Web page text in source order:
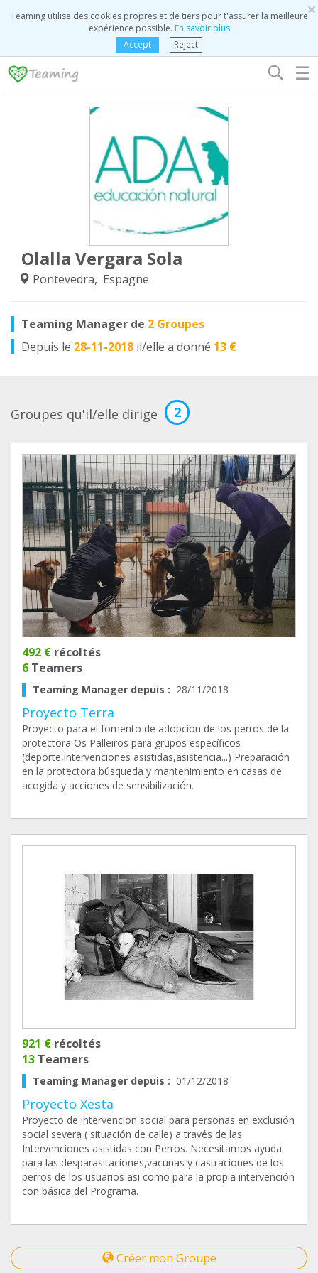
×
Teaming utilise des cookies propres et de tiers pour t'assurer la meilleure
expérience possible. En savoir plus
Accept
Reject
☰
Olalla Vergara Sola
Pontevedra, Espagne
Teaming Manager de 2 Groupes
Depuis le 28-11-2018 il/elle a donné 13 €
Groupes qu'il/elle dirige 2
492 € récoltés
6 Teamers
Teaming Manager depuis : 28/11/2018
Proyecto Terra
Proyecto para el fomento de adopción de los perros de la
protectora Os Palleiros para grupos específicos
(deporte,intervenciones asistidas,asistencia...) Preparación
en la protectora,búsqueda y mantenimiento en casas de
acogida y acciones de sensibilización.
921 € récoltés
13 Teamers
Teaming Manager depuis : 01/12/2018
Proyecto Xesta
Proyecto de intervencion social para personas en exclusión
social severa ( situación de calle) a través de las
Intervenciones asistidas con Perros. Necesitamos ayuda
para las desparasitaciones,vacunas y castraciones de los
perros de los usuarios asi como para la propia intervención
con básica del Programa.
Créer mon Groupe